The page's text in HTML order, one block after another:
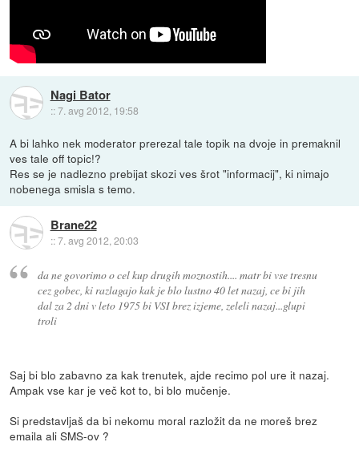
Nagi Bator
::7. avg 2012, 19:58
A bi lahko nek moderator prerezal tale topik na dvoje in premaknil
ves tale off topic!?
Res se je nadlezno prebijat skozi ves šrot "informacij", ki nimajo
nobenega smisla s temo.
Brane22
::7. avg 2012, 20:03
da ne govorimo o cel kup drugih moznostih.... matr bi vse tresnu
cez gobec, ki razlagajo kak je blo lustno 40 let nazaj, ce bi jih
dal za 2 dni v leto 1975 bi VSI brez izjeme, zeleli nazaj...glupi
troli
Saj bi blo zabavno za kak trenutek, ajde recimo pol ure it nazaj.
Ampak vse kar je več kot to, bi blo mučenje.
Si predstavljaš da bi nekomu moral razložit da ne moreš brez
emaila ali SMS-ov ?